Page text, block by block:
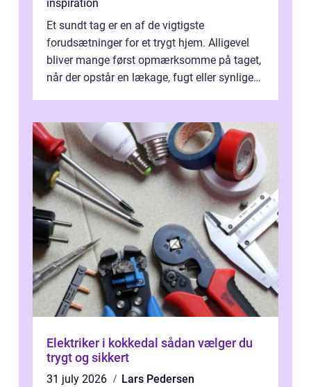
inspiration
Et sundt tag er en af de vigtigste
forudsætninger for et trygt hjem. Alligevel
bliver mange først opmærksomme på taget,
når der opstår en lækage, fugt eller synlige
Elektriker i kokkedal sådan vælger du
trygt og sikkert
31 july 2026
Lars Pedersen